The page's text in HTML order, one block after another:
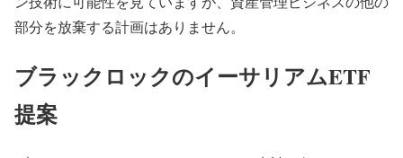
部分を放棄する計画はありません。
ブラックロックのイーサリアムETF
提案